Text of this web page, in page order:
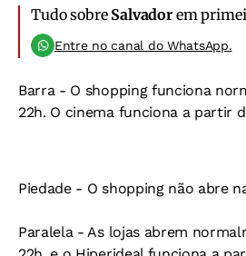
Tudo sobre Salvadorem
Entre no canal do WhatsApp.
Barra - O shopping funciona
22h. O cinema funciona a partir
Piedade - O shopping não abre
Paralela - As lojas abrem